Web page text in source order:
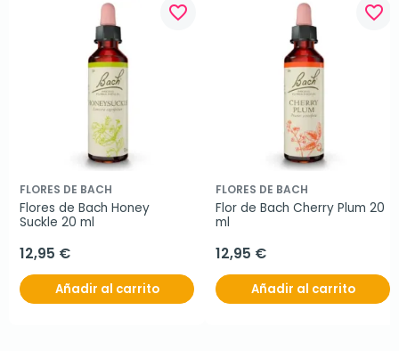
favorite_border
FLORES DE BACH
Flores de Bach Honey
Suckle 20 ml
12,95 €
Añadir al carrito
favorite_border
FLORES DE BACH
Flor de Bach Cherry Plum 20
ml
12,95 €
Añadir al carrito